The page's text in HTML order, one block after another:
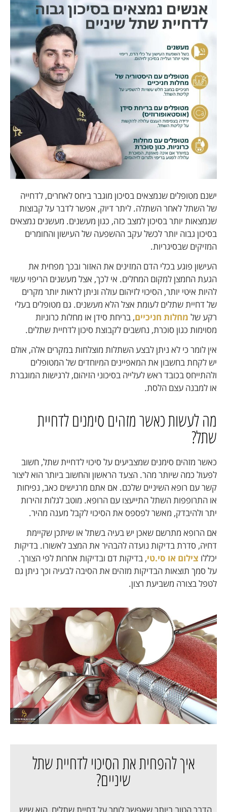
ישנם מטופלים שנמצאים בסיכון מוגבר ביחס לאחרים, לדחייה
של השתל לאחר השתלה. ליתר דיוק, אפשר לדבר על קבוצות
שנמצאות יותר בסיכון למצב כזה, כגון מעשנים. מעשנים נמצאים
בסיכון גבוה יותר לכשל עקב ההשפעה של העישון והחומרים
המזיקים שבסיגריות.
העישון פוגע בכלי הדם המזינים את האזור ובכך מפחית את
הגעת החמצן למקום המחלים. אי לכך, אצל מעשנים הריפוי עשוי
להיות איטי יותר, הסיכוי לזיהום עולה וניתן לראות יותר מקרים
של דחיית שתלים לעומת אצל הלא מעשנים. גם מטופלים בעלי
רקע של מחלות חניכיים, בריחת סידן או מחלות כרוניות
מסוימות כגון סוכרת, נחשבים לקבוצת סיכון לדחיית שתלים.
אין לומר כי לא ניתן לבצע השתלות מוצלחות במקרים אלה, אולם
יש לקחת בחשבון את המאפיינים המיוחדים של המטופלים
ולהתייחס בכובד ראש לעלייה בסיכוני הזיהום, לרגישות המוגברת
או למבנה עצם הלסת.
מה לעשות כאשר מזהים סימנים לדחיית
שתל?
כאשר מזהים סימנים שמצביעים על סיכוי לדחיית שתל, חשוב
לפעול כמה שיותר מהר. הצעד הראשון והחשוב ביותר הוא ליצור
קשר עם רופא השיניים שלכם. אם אתם מרגישים כאב, נפיחות
או התרופפות השתל התייעצו עם הרופא. מוטב לגלות זהירות
יתר ולהיבדק, מאשר לפספס את הסיכוי לקבל מענה מהיר.
אם הרופא מתרשם שאכן יש בעיה בשתל או שיתכן שקיימת
דחיה, סדרת בדיקות נועדה להבהיר את המצב לאשורו. בדיקות
יכללו צילום או סי.טי, בדיקות דם ובדיקות אחרות לפי הצורך.
על סמך תוצאות הבדיקות מזהים את הסיבה לבעיה וכך ניתן גם
לטפל בצורה משביעת רצון.
איך להפחית את הסיכוי לדחיית שתל
שיניים?